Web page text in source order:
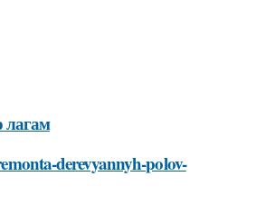
лагам
derevyannyh-polov-